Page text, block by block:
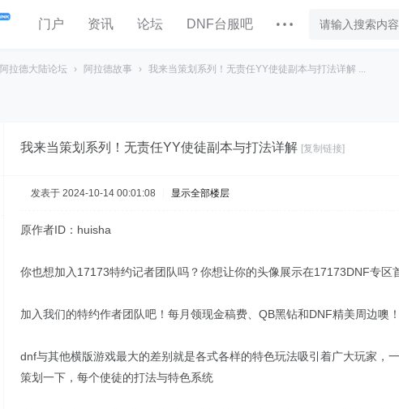
门户 资讯 论坛 DNF台服吧
阿拉德大陆论坛 › 阿拉德故事 › 我来当策划系列！无责任YY使徒副本与打法详解 ...
我来当策划系列！无责任YY使徒副本与打法详解 [复制链接]
发表于 2024-10-14 00:01:08 显示全部楼层
原作者ID：huisha
你也想加入17173特约记者团队吗？你想让你的头像展示在17173DNF专
加入我们的特约作者团队吧！每月领现金稿费、QB黑钻和DNF精美周边噢！
dnf与其他横版游戏最大的差别就是各式各样的特色玩法吸引着广大玩家
策划一下，每个使徒的打法与特色系统